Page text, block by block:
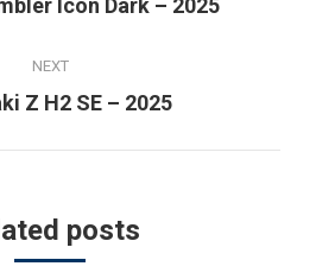
Icon Dark – 2025
NEXT
Next
Z H2 SE – 2025
posts